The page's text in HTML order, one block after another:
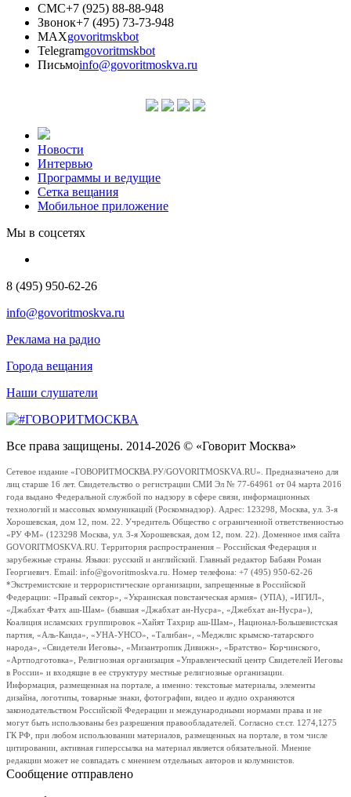
СМС+7 (925) 88-88-948
Звонок+7 (495) 73-73-948
MAXgovoritmskbot
Telegramgovoritmskbot
Письмоinfo@govoritmoskva.ru
Новости
Интервью
Программы и ведущие
Сетка вещания
Мобильное приложение
Мы в соцсетях
8 (495) 950-62-26
info@govoritmoskva.ru
Реклама на радио
Города вещания
Наши слушатели
Все права защищены. 2014-2026 © «Говорит Москва»
Сетевое издание «ГОВОРИТМОСКВА.РУ/GOVORITMOSKVA.RU». Предназначено для
лиц старше 16 лет. Свидетельство о регистрации СМИ Эл № 77-64961 от 04 марта 2016
года выдано Федеральной службой по надзору в сфере связи, информационных
технологий и массовых коммуникаций (Роскомнадзор). Адрес: 123298, Москва, ул. 3-я
Хорошевская, дом 12, пом. 22. Учредитель Общество с ограниченной ответственностью
«РУ ФМ» (123298 Москва, ул. 3-я Хорошевская, дом 12, пом. 22). Доменное имя сайта
GOVORITMOSKVA.RU. Территория распространения – Российская Федерация и
зарубежные страны. Языки: русский и английский. Главный редактор Бабаян Роман
Георгиевич. Email: info@govoritmoskva.ru. Номер телефона: +7 (495) 950-62-26
*Экстремистские и террористические организации, запрещенные в Российской
Федерации: «Правый сектор», «Украинская повстанческая армия» (УПА), «ИГИЛ»,
«Джабхат Фатх аш-Шам» (бывшая «Джабхат ан-Нусра», «Джебхат ан-Нусра»),
Коалиция исламских группировок «Хайят Тахрир аш-Шам», Национал-Большевистская
партия, «Аль-Каида», «УНА-УНСО», «Талибан», «Меджлис крымско-татарского
народа», «Свидетели Иеговы», «Мизантропик Дивижн», «Братство» Корчинского,
«Артподготовка», Религиозная организация «Управленческий центр Свидетелей Иеговы
в России» и входящие в ее структуру местные религиозные организации.
Информация, размещенная на портале, а именно: текстовые материалы, элементы
дизайна, логотипы, товарные знаки, фотографии, видео и аудио охраняются
законодательством Российской Федерации и международными нормами права и не
могут быть использованы без разрешения правообладателей. Согласно ст.ст. 1274,1275
ГК РФ, при любом использовании материалов, размещенных на портале, в том числе
цитировании, активная гиперссылка на материал является обязательной. Мнение
редакции может не совпадать с мнением отдельных авторов и колумнистов.
Сообщение отправлено